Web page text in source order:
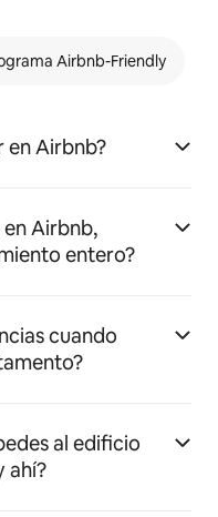
Airbnb-Friendly
en Airbnb?
Airbnb,
entero?
cuando
al edificio
ahí?